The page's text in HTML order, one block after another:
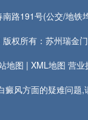
路191号(公交/地铁
权所有：苏州瑞金
地图 |XML地图 营业
癜风方面的疑难问题